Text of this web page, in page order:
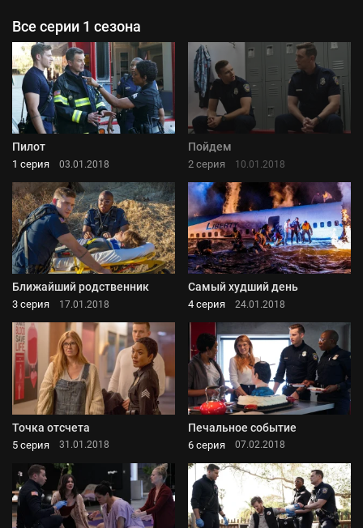
Все серии 1 сезона
Пилот
1 серия 03.01.2018
Пойдем
2 серия 10.01.2018
Ближайший родственник
3 серия 17.01.2018
Самый худший день
4 серия 24.01.2018
Точка отсчета
5 серия 31.01.2018
Печальное событие
6 серия 07.02.2018